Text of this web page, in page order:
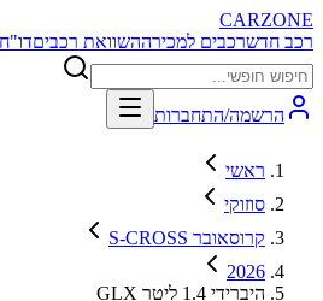
CARZONE
רכב חדשרכבים למכירההשוואת רכבים
הרשמה/התחברות
ראשי
סוזוקי
קרוסאובר S-CROSS
2026
GLX היברידי 1.4 ליטר